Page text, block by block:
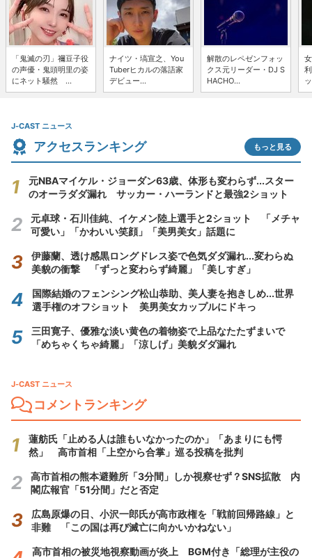
「鬼滅の刃」禰豆子役
の声優・鬼頭明里の姿
にネット騒然 ...
ナイツ・塙宣之、You
Tuberヒカルの落語家
デビュー...
解散のレペゼンフォッ
クス元リーダー・DJ S
HACHO...
J-CAST ニュース
アクセスランキング もっと見る
元NBAマイケル・ジョーダン63歳、体形も変わらず...スター
のオーラダダ漏れ サッカー・ハーランドと最強2ショット
元卓球・石川佳純、イケメン陸上選手と2ショット 「メチャ
可愛い」「かわいい笑顔」「美男美女」話題に
伊藤蘭、透け感黒ロングドレス姿で色気ダダ漏れ...変わらぬ
美貌の衝撃 「ずっと変わらず綺麗」「美しすぎ」
国際結婚のフェンシング松山恭助、美人妻を抱きしめ...世界
選手権のオフショット 美男美女カップルにドキっ
三田寛子、優雅な淡い黄色の着物姿で上品なたたずまいで
「めちゃくちゃ綺麗」「涼しげ」美貌ダダ漏れ
J-CAST ニュース
コメントランキング
蓮舫氏「止める人は誰もいなかったのか」「あまりにも愕
然」 高市首相「上空から合掌」巡る投稿を批判
高市首相の熊本避難所「3分間」しか視察せず？SNS拡散 内
閣広報官「51分間」だと否定
広島原爆の日、小沢一郎氏が高市政権を「戦前回帰路線」と
非難 「この国は再び滅亡に向かいかねない」
高市首相の被災地視察動画が炎上 BGM付き「総理が主役の